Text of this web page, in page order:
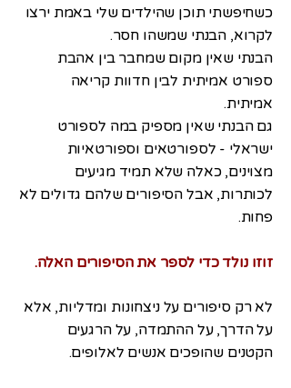
כשחיפשתי תוכן שהילדים שלי באמת ירצו
לקרוא, הבנתי שמשהו חסר.
הבנתי שאין מקום שמחבר בין אהבת
ספורט אמיתית לבין חדוות קריאה
אמיתית.
גם הבנתי שאין מספיק במה לספורט
ישראלי - לספורטאים וספורטאיות
מצוינים, כאלה שלא תמיד מגיעים
לכותרות, אבל הסיפורים שלהם גדולים לא
פחות.
זוזו נולד כדי לספר את הסיפורים האלה.
לא רק סיפורים על ניצחונות ומדליות, אלא
על הדרך, על ההתמדה, על הרגעים
הקטנים שהופכים אנשים לאלופים.